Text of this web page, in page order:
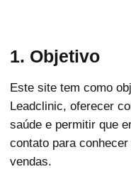
1. Objetivo
Este site tem como
Leadclinic, oferecer
saúde e permitir que
contato para
vendas.